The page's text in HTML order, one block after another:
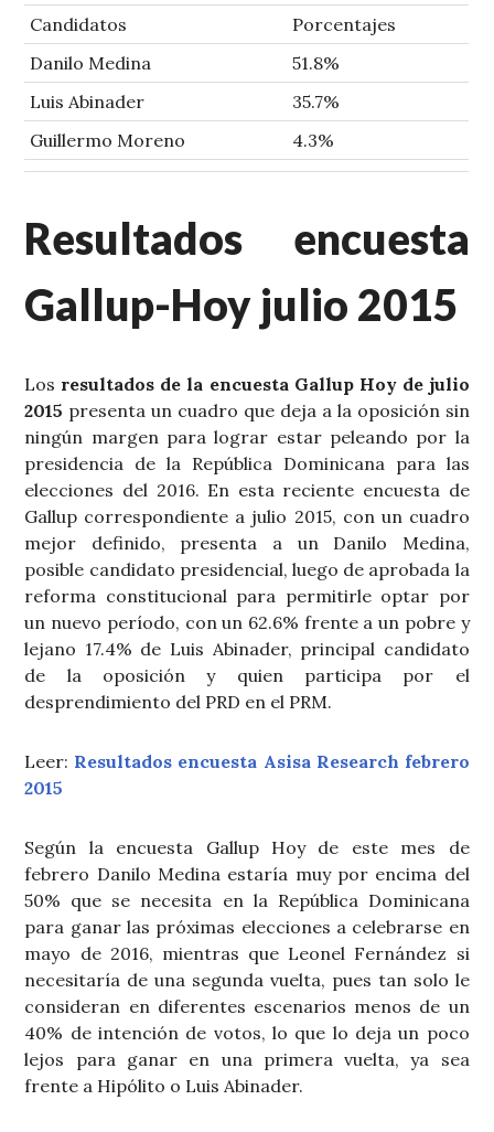
Candidatos
Porcentajes
Danilo Medina
51.8%
Luis Abinader
35.7%
Guillermo Moreno
4.3%
Resultados encuesta
Gallup-Hoy julio 2015
Los resultados de la encuesta Gallup Hoy de julio
2015 presenta un cuadro que deja a la oposición sin
ningún margen para lograr estar peleando por la
presidencia de la República Dominicana para las
elecciones del 2016. En esta reciente encuesta de
Gallup correspondiente a julio 2015, con un cuadro
mejor definido, presenta a un Danilo Medina,
posible candidato presidencial, luego de aprobada la
reforma constitucional para permitirle optar por
un nuevo período, con un 62.6% frente a un pobre y
lejano 17.4% de Luis Abinader, principal candidato
de la oposición y quien participa por el
desprendimiento del PRD en el PRM.
Leer: Resultados encuesta Asisa Research febrero
2015
Según la encuesta Gallup Hoy de este mes de
febrero Danilo Medina estaría muy por encima del
50% que se necesita en la República Dominicana
para ganar las próximas elecciones a celebrarse en
mayo de 2016, mientras que Leonel Fernández si
necesitaría de una segunda vuelta, pues tan solo le
consideran en diferentes escenarios menos de un
40% de intención de votos, lo que lo deja un poco
lejos para ganar en una primera vuelta, ya sea
frente a Hipólito o Luis Abinader.